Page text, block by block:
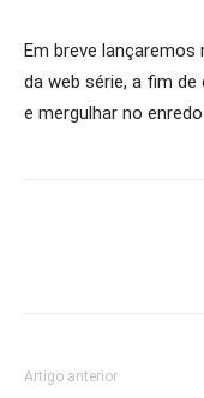
Em breve
da web série, a fim
e mergulhar no
Artigo anterior